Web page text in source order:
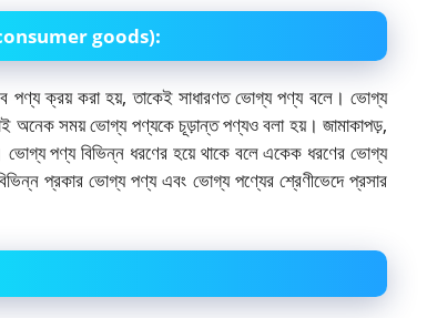
consumer goods):
পণ্য ক্রয় করা হয়, তাকেই সাধারণত ভোগ্য পণ্য বলে। ভোগ্য
অনেক সময় ভোগ্য পণ্যকে চূড়ান্ত পণ্যও বলা হয়। জামাকাপড়,
ভোগ্য পণ্য বিভিন্ন ধরণের হয়ে থাকে বলে একেক ধরণের ভোগ্য
প্রকার ভোগ্য পণ্য এবং ভোগ্য পণ্যের শ্রেণীভেদে প্রসার